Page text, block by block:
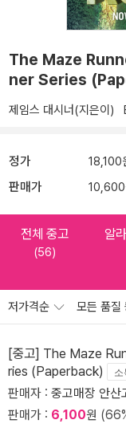
The Maze
ner Series
제임스 대시너(지은이)
정가 18,100
판매가 10,600
전체 중고
(56)
알
저가격순 모든 품질
[중고] The Maze
ries (Paperback)
소
판매자 : 중고매장 안산
판매가 : 6,100원